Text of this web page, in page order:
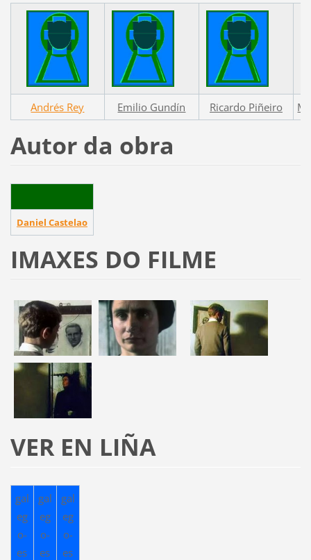
Andrés Rey Emilio Gundín Ricardo Piñeiro
Autor da obra
Daniel Castelao
IMAXES DO FILME
VER EN LIÑA
gal
eg
o-
es
gal
eg
o-
es
gal
eg
o-
es